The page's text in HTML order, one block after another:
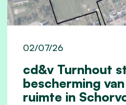
cd&v Turnhout
bescherming
ruimte in
02/07/26